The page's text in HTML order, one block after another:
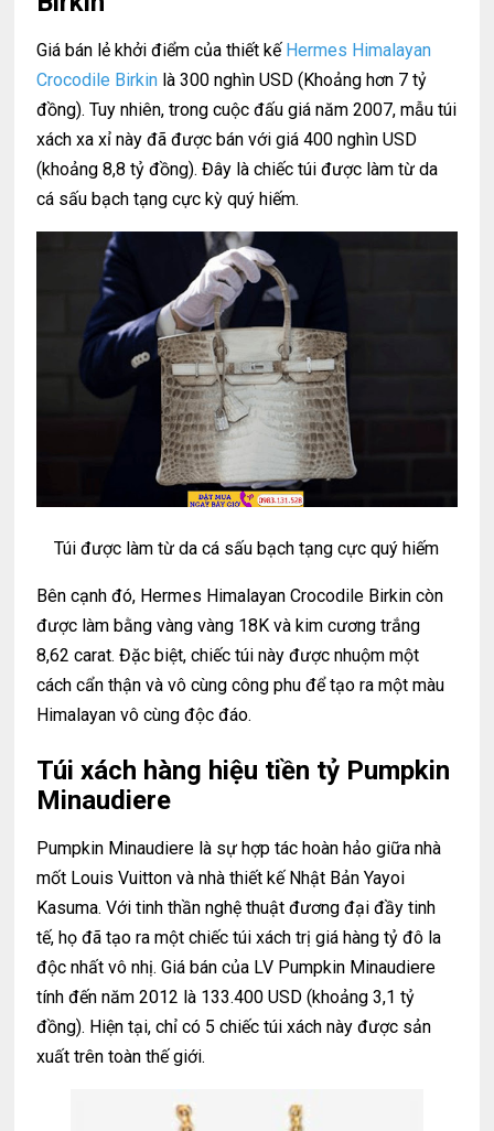
Giá bán lẻ khởi điểm của thiết kế Hermes Himalayan
Crocodile Birkin là 300 nghìn USD (Khoảng hơn 7 tỷ
đồng). Tuy nhiên, trong cuộc đấu giá năm 2007, mẫu túi
xách xa xỉ này đã được bán với giá 400 nghìn USD
(khoảng 8,8 tỷ đồng). Đây là chiếc túi được làm từ da
cá sấu bạch tạng cực kỳ quý hiếm.
Túi được làm từ da cá sấu bạch tạng cực quý hiếm
Bên cạnh đó, Hermes Himalayan Crocodile Birkin còn
được làm bằng vàng vàng 18K và kim cương trắng
8,62 carat. Đặc biệt, chiếc túi này được nhuộm một
cách cẩn thận và vô cùng công phu để tạo ra một màu
Himalayan vô cùng độc đáo.
Túi xách hàng hiệu tiền tỷ Pumpkin
Minaudiere
Pumpkin Minaudiere là sự hợp tác hoàn hảo giữa nhà
mốt Louis Vuitton và nhà thiết kế Nhật Bản Yayoi
Kasuma. Với tinh thần nghệ thuật đương đại đầy tinh
tế, họ đã tạo ra một chiếc túi xách trị giá hàng tỷ đô la
độc nhất vô nhị. Giá bán của LV Pumpkin Minaudiere
tính đến năm 2012 là 133.400 USD (khoảng 3,1 tỷ
đồng). Hiện tại, chỉ có 5 chiếc túi xách này được sản
xuất trên toàn thế giới.